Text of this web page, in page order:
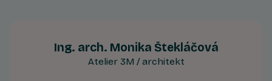
Ing. arch. Monika Štekláčová
Atelier 3M / architekt